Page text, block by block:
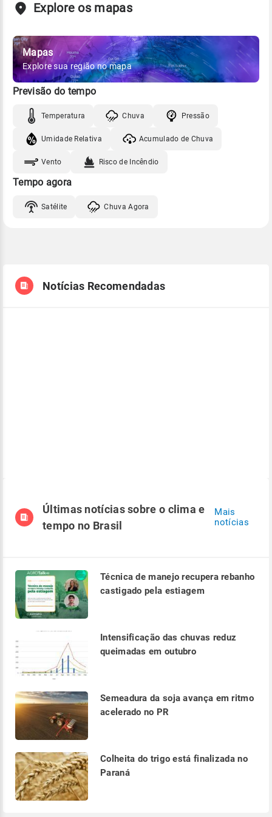
Explore os mapas
Mapas
Explore sua região no mapa
Previsão do tempo
Temperatura Chuva Pressão
Umidade Relativa Acumulado de Chuva
Vento Risco de Incêndio
Tempo agora
Satélite Chuva Agora
Notícias Recomendadas
Últimas notícias sobre o clima e
tempo no Brasil
Mais
notícias
Técnica de manejo recupera rebanho
castigado pela estiagem
Intensificação das chuvas reduz
queimadas em outubro
Semeadura da soja avança em ritmo
acelerado no PR
Colheita do trigo está finalizada no
Paraná